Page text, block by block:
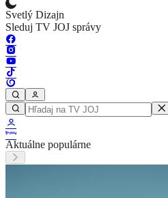
Svetlý Dizajn
Sleduj TV JOJ správy
Aktuálne populárne